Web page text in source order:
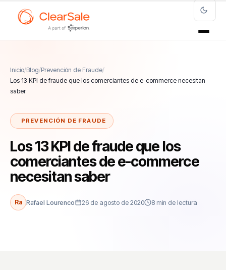
Inicio/Blog/Prevención de Fraude/
Los 13 KPI de fraude que los comerciantes de e-commerce necesitan
saber
PREVENCIÓN DE FRAUDE
Los 13 KPI de fraude que los
comerciantes de e-commerce
necesitan saber
Ra Rafael Lourenco 26 de agosto de 2020 8 min de lectura